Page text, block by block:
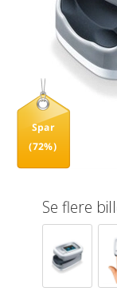
Spar
(72%)
Se flere